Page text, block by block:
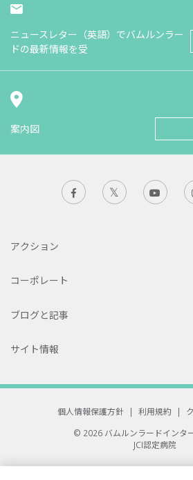
ニュースレター（英語）でバムルンラー
ドの最新情報を受
案内図
アクション
コーポレート
ブログと記事
サイト情報
個人情報保護方針 | 利用規約 |
© 2026 バムルンラードインタ
JCI認定病院